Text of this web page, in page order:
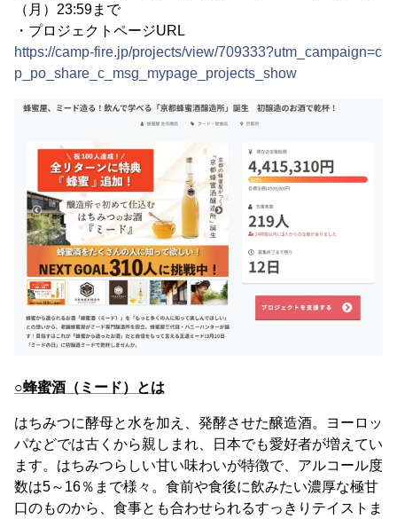
（月）23:59まで
・プロジェクトページURL
https://camp-fire.jp/projects/view/709333?utm_campaign=c
p_po_share_c_msg_mypage_projects_show
○蜂蜜酒（ミード）とは
はちみつに酵母と水を加え、発酵させた醸造酒。ヨーロッ
パなどでは古くから親しまれ、日本でも愛好者が増えてい
ます。はちみつらしい甘い味わいが特徴で、アルコール度
数は5～16％まで様々。食前や食後に飲みたい濃厚な極甘
口のものから、食事とも合わせられるすっきりテイストま